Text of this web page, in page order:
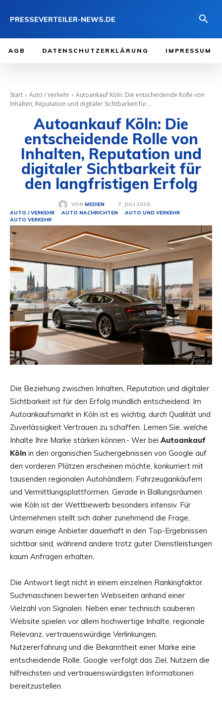
PRESSEVERTEILER-NEWS.DE
AGB DATENSCHUTZERKLÄRUNG IMPRESSUM
Start Auto / Verkehr
Autoankauf Köln: Die entscheidende Rolle von
Inhalten, Reputation und digitaler Sichtbarkeit für...
Autoankauf Köln: Die
entscheidende Rolle von
Inhalten, Reputation und
digitaler Sichtbarkeit für
den langfristigen Erfolg
VON MEDIEN
7. JULI 2026
AUTO / VERKEHR
AUTO NACHRICHTEN
AUTO UND VERKEHR
AUTO VERKEHR
Die Beziehung zwischen Inhalten, Reputation und digitaler
Sichtbarkeit ist für den Erfolg mündlich entscheidend. Im
Autoankaufsmarkt in Köln ist es wichtig, durch Qualität und
Zuverlässigkeit Vertrauen zu schaffen. Lernen Sie, welche
Inhalte Ihre Marke stärken können.- Wer bei Autoankauf
Köln in den organischen Suchergebnissen von Google auf
den vorderen Plätzen erscheinen möchte, konkurriert mit
tausenden regionalen Autohändlern, Fahrzeugankäufern
und Vermittlungsplattformen. Gerade in Ballungsräumen
wie Köln ist der Wettbewerb besonders intensiv. Für
Unternehmen stellt sich daher zunehmend die Frage,
warum einige Anbieter dauerhaft in den Top-Ergebnissen
sichtbar sind, während andere trotz guter Dienstleistungen
kaum Anfragen erhalten.
Die Antwort liegt nicht in einem einzelnen Rankingfaktor.
Suchmaschinen bewerten Webseiten anhand einer
Vielzahl von Signalen. Neben einer technisch sauberen
Website spielen vor allem hochwertige Inhalte, regionale
Relevanz, vertrauenswürdige Verlinkungen,
Nutzererfahrung und die Bekanntheit einer Marke eine
entscheidende Rolle. Google verfolgt das Ziel, Nutzern die
hilfreichsten und vertrauenswürdigsten Informationen
bereitzustellen.